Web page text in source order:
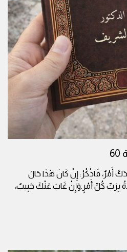
أَمْرٌ، فَاذْكُرْ: إِنْ كَانَ هٰذَا حَالَ
بِرَبِّ كُلِّ أَمْرٍ.وَإِنْ غَابَ عَنْكَ حَبِيبٌ،